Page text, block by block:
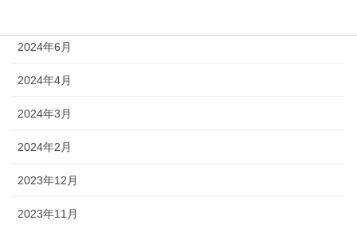
2024年6月
2024年4月
2024年3月
2024年2月
2023年12月
2023年11月